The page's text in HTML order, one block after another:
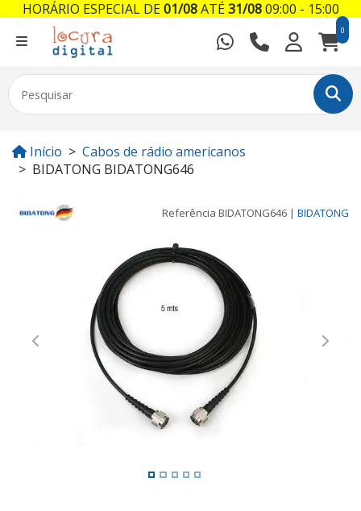
0
Início
Cabos de rádio americanos
BIDATONG BIDATONG646
Referência BIDATONG646 | BIDATONG
Previous Next
HORÁRIO ESPECIAL DE01/08ATÉ31/0809:00 - 15:00